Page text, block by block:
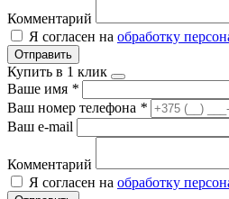
Комментарий
Я согласен на обработку
Отправить
Купить в 1 клик
Ваше имя *
Ваш номер телефона *
Ваш e-mail
Комментарий
Я согласен на обработку